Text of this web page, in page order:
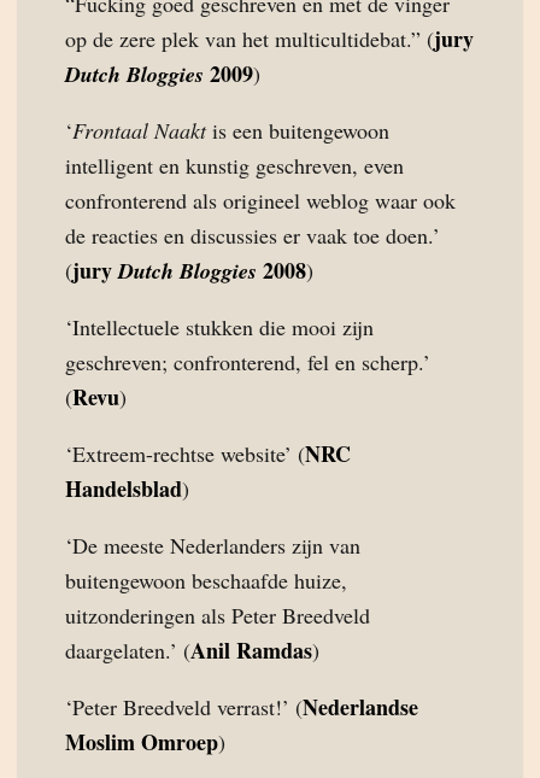
op de zere plek van het multicultidebat.” (jury
Dutch Bloggies 2009)
‘Frontaal Naaktis een buitengewoon
intelligent en kunstig geschreven, even
confronterend als origineel weblog waar ook
de reacties en discussies er vaak toe doen.’
(juryDutch Bloggies 2008)
‘Intellectuele stukken die mooi zijn
geschreven; confronterend, fel en scherp.’
(Revu)
‘Extreem-rechtse website’ (NRC
Handelsblad)
‘De meeste Nederlanders zijn van
buitengewoon beschaafde huize,
uitzonderingen als Peter Breedveld
daargelaten.’ (Anil Ramdas)
‘Peter Breedveld verrast!’ (Nederlandse
Moslim Omroep)